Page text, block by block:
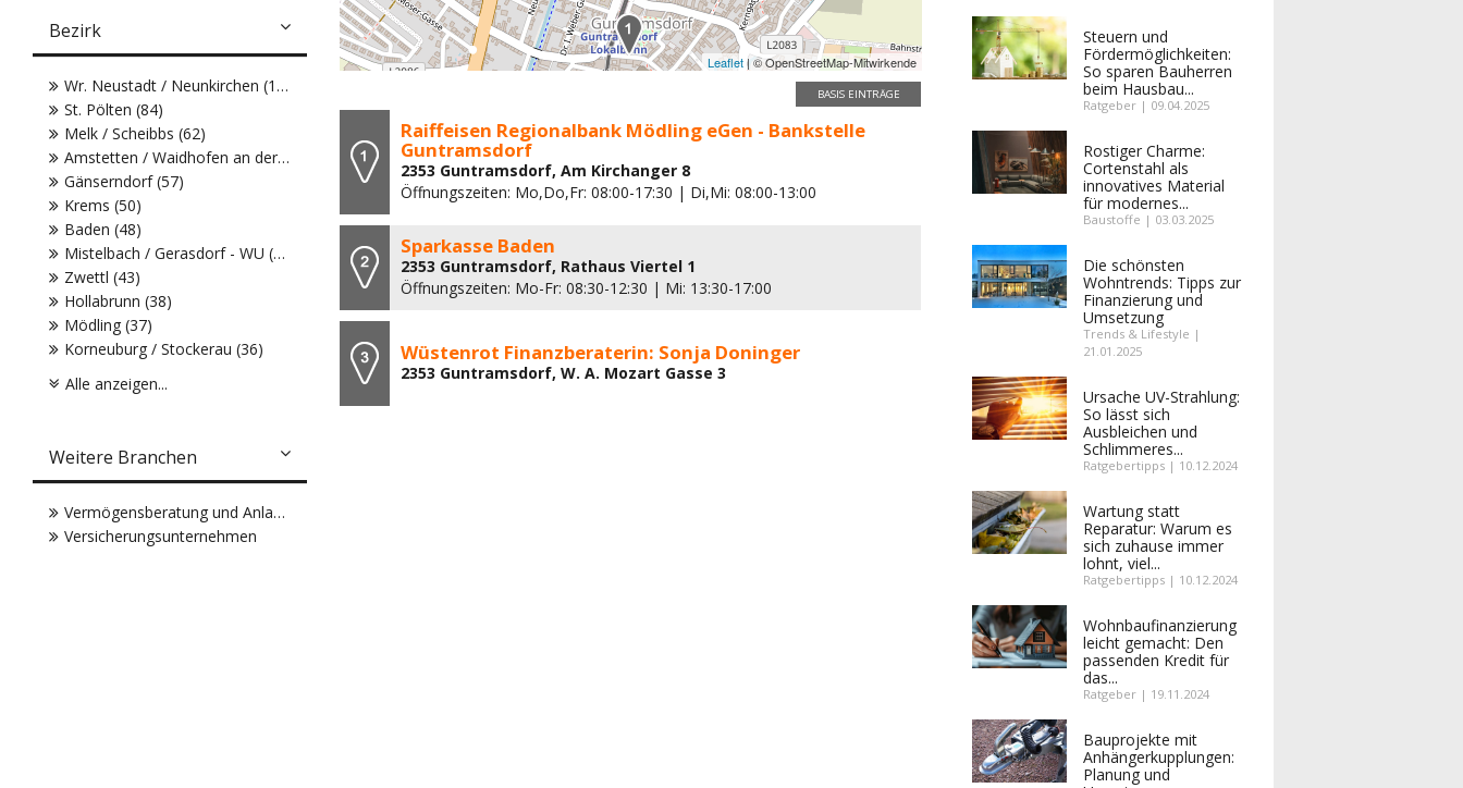
Leaflet| © OpenStreetMap-Mitwirkende
BASIS EINTRÄGE
Raiffeisen Regionalbank Mödling eGen - Bankstelle
Guntramsdorf
2353 Guntramsdorf, Am Kirchanger 8
Öffnungszeiten: Mo,Do,Fr: 08:00-17:30 | Di,Mi: 08:00-13:00
Sparkasse Baden
2353 Guntramsdorf, Rathaus Viertel 1
Öffnungszeiten: Mo-Fr: 08:30-12:30 | Mi: 13:30-17:00
Wüstenrot Finanzberaterin: Sonja Doninger
2353 Guntramsdorf, W. A. Mozart Gasse 3
Bezirk
Wr. Neustadt / Neunkirchen (104)
St. Pölten (84)
Melk / Scheibbs (62)
Amstetten / Waidhofen an der Ybbs (61)
Gänserndorf (57)
Krems (50)
Baden (48)
Mistelbach / Gerasdorf - WU (43)
Zwettl (43)
Hollabrunn (38)
Mödling (37)
Korneuburg / Stockerau (36)
Alle anzeigen...
Weitere Branchen
Vermögensberatung und Anlageberatung
Versicherungsunternehmen
Steuern und
Fördermöglichkeiten:
So sparen Bauherren
beim Hausbau...
Ratgeber | 09.04.2025
Rostiger Charme:
Cortenstahl als
innovatives Material
für modernes...
Baustoffe | 03.03.2025
Die schönsten
Wohntrends: Tipps zur
Finanzierung und
Umsetzung
Trends & Lifestyle |
21.01.2025
Ursache UV-Strahlung:
So lässt sich
Ausbleichen und
Schlimmeres...
Ratgebertipps | 10.12.2024
Wartung statt
Reparatur: Warum es
sich zuhause immer
lohnt, viel...
Ratgebertipps | 10.12.2024
Wohnbaufinanzierung
leicht gemacht: Den
passenden Kredit für
das...
Ratgeber | 19.11.2024
Bauprojekte mit
Anhängerkupplungen:
Planung und